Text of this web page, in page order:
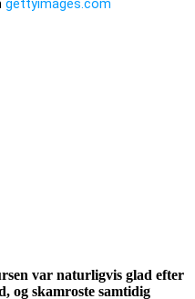
var naturligvis glad efter
og skamroste samtidig